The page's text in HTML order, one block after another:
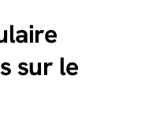
sur le